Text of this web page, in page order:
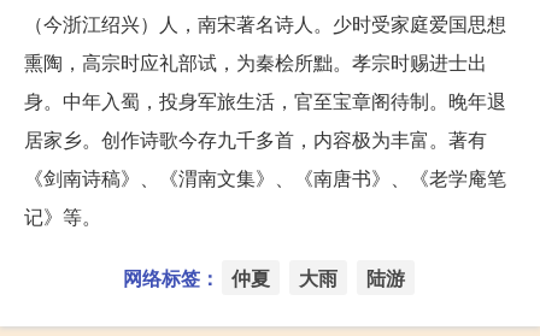
（今浙江绍兴）人，南宋著名诗人。少时受家庭爱国思想
熏陶，高宗时应礼部试，为秦桧所黜。孝宗时赐进士出
身。中年入蜀，投身军旅生活，官至宝章阁待制。晚年退
居家乡。创作诗歌今存九千多首，内容极为丰富。著有
《剑南诗稿》、《渭南文集》、《南唐书》、《老学庵笔
记》等。
网络标签： 仲夏 大雨 陆游